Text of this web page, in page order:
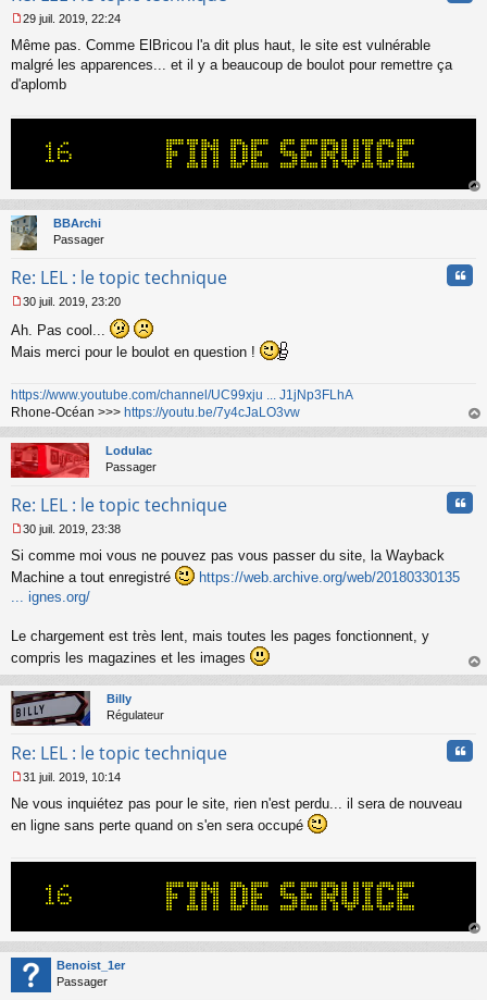
e
s
s
a
l
u
29 juil. 2019, 22:24
Même pas. Comme ElBricou l'a dit plus haut, le site est vulnérable
malgré les apparences... et il y a beaucoup de boulot pour remettre ça
d'aplomb
au
BBArchi
Passager
Re: LEL : le topic technique
e
g
e
n
o
n
l
30 juil. 2019, 23:20
Ah. Pas cool...
Mais merci pour le boulot en question !
https://www.youtube.com/channel/UC99xju ... J1jNp3FLhA
Rhone-Océan >>> https://youtu.be/7y4cJaLO3vw
au
Lodulac
Passager
Re: LEL : le topic technique
e
s
s
a
e
n
n
l
u
30 juil. 2019, 23:38
Si comme moi vous ne pouvez pas vous passer du site, la Wayback
Machine a tout enregistré
https://web.archive.org/web/20180330135
... ignes.org/
Le chargement est très lent, mais toutes les pages fonctionnent, y
compris les magazines et les images
au
Billy
Régulateur
Re: LEL : le topic technique
e
s
n
l
u
31 juil. 2019, 10:14
Ne vous inquiétez pas pour le site, rien n'est perdu... il sera de nouveau
en ligne sans perte quand on s'en sera occupé
au
Benoist_1er
Passager